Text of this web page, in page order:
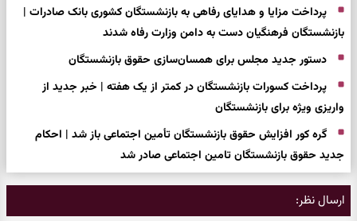
پرداخت مزایا و هدایای رفاهی به بازنشستگان کشوری بانک صادرات |
بازنشستگان فرهنگیان دست به دامن وزارت رفاه شدند
دستور جدید مجلس برای همسان‌سازی حقوق بازنشستگان
پرداخت کسورات بازنشستگان در کمتر از یک هفته | خبر جدید از
واریزی ویژه برای بازنشستگان
گره کور افزایش حقوق بازنشستگان تأمین اجتماعی باز شد | احکام
جدید حقوق بازنشستگان تامین اجتماعی صادر شد
ارسال نظر: